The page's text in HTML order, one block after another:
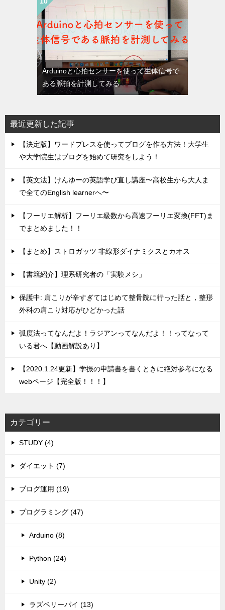
Arduinoと心拍センサーを使って生体信号で
ある脈拍を計測してみる
最近更新した記事
【決定版】ワードプレスを使ってブログを作る方法！大学生
や大学院生はブログを始めて研究をしよう！
【英文法】けんゆーの英語学び直し講座〜高校生から大人ま
で全てのEnglish learnerへ〜
【フーリエ解析】フーリエ級数から高速フーリエ変換(FFT)ま
でまとめました！！
【まとめ】ストロガッツ 非線形ダイナミクスとカオス
【書籍紹介】理系研究者の「実験メシ」
保護中: 肩こりが辛すぎてはじめて整骨院に行った話と，整形
外科の肩こり対応がひどかった話
弧度法ってなんだよ！ラジアンってなんだよ！！ってなって
いる君へ【動画解説あり】
【2020.1.24更新】学振の申請書を書くときに絶対参考になる
webページ【完全版！！！】
カテゴリー
STUDY (4)
ダイエット (7)
ブログ運用 (19)
プログラミング (47)
Arduino (8)
Python (24)
Unity (2)
ラズベリーパイ (13)